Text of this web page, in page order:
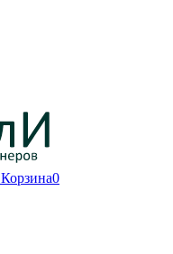
Корзина0